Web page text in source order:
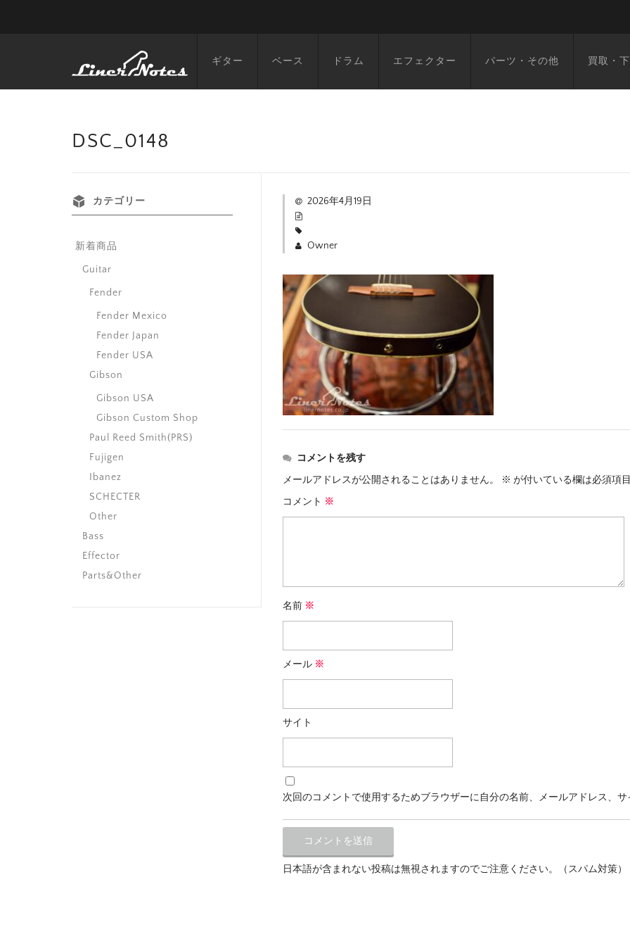
ギター ベース ドラム エフェクター パーツ・その他 買取・
DSC_0148
2026年4月19日
Owner
コメントを残す
メールアドレスが公開されることはありません。
※ が付いている欄は必須項
コメント ※
名前 ※
メール ※
サイト
次回のコメントで使用するためブラウザーに自分の名前、メールアドレス、
日本語が含まれない投稿は無視されますのでご注意ください。（スパム対策）
カテゴリー
新着商品
Guitar
Fender
Fender Mexico
Fender Japan
Fender USA
Gibson
Gibson USA
Gibson Custom Shop
Paul Reed Smith(PRS)
Fujigen
Ibanez
SCHECTER
Other
Bass
Effector
Parts&Other